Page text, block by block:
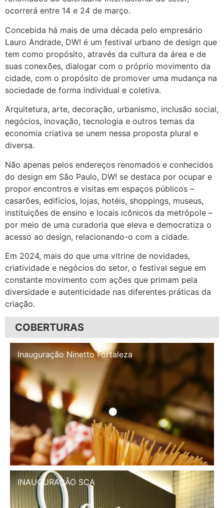
ocorrerá entre 14 e 24 de março.
Concebida há mais de uma década pelo empresário
Lauro Andrade, DW! é um festival urbano de design que
tem como propósito, através da cultura da área e de
suas conexões, dialogar com o próprio movimento da
cidade, com o propósito de promover uma mudança na
sociedade de forma individual e coletiva.
Arquitetura, arte, decoração, urbanismo, inclusão social,
negócios, inovação, tecnologia e outros temas da
economia criativa se unem nessa proposta plural e
diversa.
Não apenas pelos endereços renomados e conhecidos
do design em São Paulo, DW! se destaca por ocupar e
propor encontros e visitas em espaços públicos –
casarões, edifícios, lojas, hotéis, shoppings, museus,
instituições de ensino e locais icônicos da metrópole –
por meio de uma curadoria que eleva e democratiza o
acesso ao design, relacionando-o com a cidade.
Em 2024, mais do que uma vitrine de novidades,
criatividade e negócios do setor, o festival segue em
constante movimento com ações que primam pela
diversidade e autenticidade nas diferentes práticas da
criação.
COBERTURAS
Inauguração Illa Café
INAUGURAÇÃO SCA